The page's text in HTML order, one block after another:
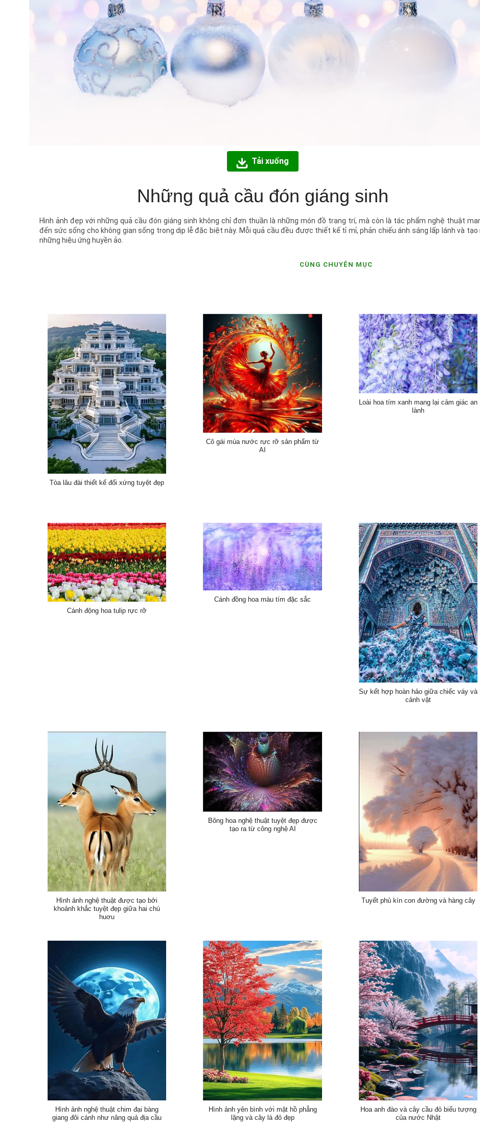
Tải xuống
Những quả cầu đón giáng sinh
Hình ảnh đẹp với những quả cầu đón giáng sinh không chỉ đơn thuần là những món đồ trang trí, mà còn là tác phẩm nghệ thuật
đến sức sống cho không gian sống trong dịp lễ đặc biệt này. Mỗi quả cầu đều được thiết kế tỉ mỉ, phản chiếu ánh sáng lấp lánh và tạo
những hiệu ứng huyền ảo.
CÙNG CHUYÊN MỤC
Tòa lâu đài thiết kế đối xứng tuyệt đẹp
Cô gái múa nước rực rỡ sản phẩm từ
AI
Loài hoa tím xanh mang lại cảm giác an
lành
Cánh động hoa tulip rực rỡ
Cánh đồng hoa màu tím đặc sắc
Sự kết hợp hoàn hảo giữa chiếc váy và
cảnh vật
Hình ảnh nghệ thuật được tạo bởi
khoảnh khắc tuyệt đẹp giữa hai chú
huơu
Bông hoa nghệ thuật tuyệt đẹp được
tạo ra từ công nghệ AI
Tuyết phủ kín con đường và hàng cây
Hình ảnh nghệ thuật chim đại bàng
giang đôi cánh như nâng quả địa cầu
Hình ảnh yên bình với mặt hồ phẳng
lặng và cây lá đỏ đẹp
Hoa anh đào và cây cầu đỏ biểu tượng
của nước Nhật